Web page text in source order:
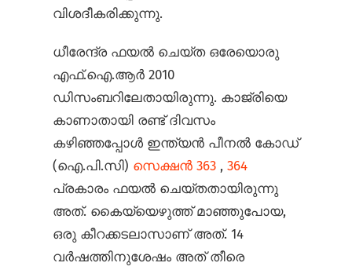
വിശദീകരിക്കുന്നു.
ധീരേന്ദ്ര ഫയൽ ചെയ്ത ഒരേയൊരു
എഫ്.ഐ.ആർ 2010
ഡിസംബറിലേതായിരുന്നു. കാജ്രിയെ
കാണാതായി രണ്ട് ദിവസം
കഴിഞ്ഞപ്പോൾ ഇന്ത്യൻ പീനൽ കോഡ്
(ഐ.പി.സി) സെക്ഷൻ 363 ,364
പ്രകാരം ഫയൽ ചെയ്തതായിരുന്നു
അത്. കൈയ്യെഴുത്ത് മാഞ്ഞുപോയ,
ഒരു കീറക്കടലാസാ‍ണ് അത്. 14
വർഷത്തിനുശേഷം അത് തീരെ